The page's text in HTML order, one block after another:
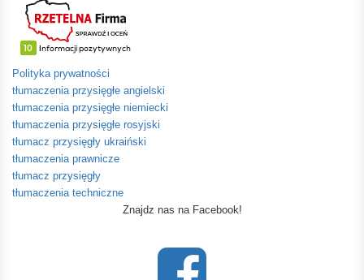
Polityka prywatności
tłumaczenia przysięgłe angielski
tłumaczenia przysięgłe niemiecki
tłumaczenia przysięgłe rosyjski
tłumacz przysięgły ukraiński
tłumaczenia prawnicze
tłumacz przysięgły
tłumaczenia techniczne
Znajdz nas na Facebook!